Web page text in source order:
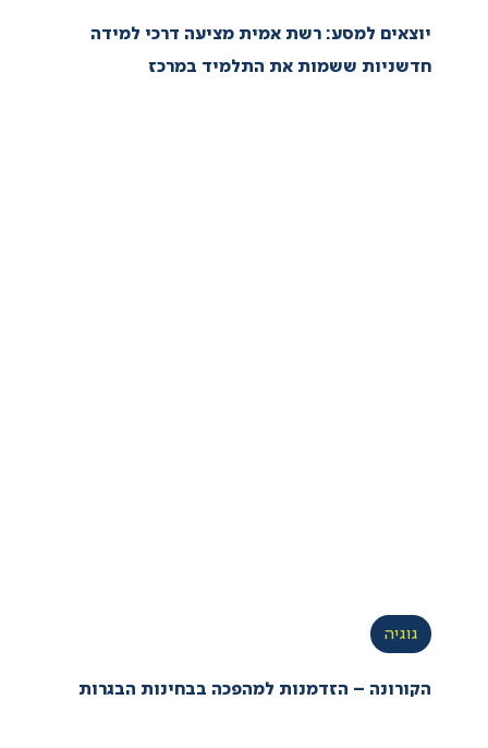
יוצאים למסע: רשת אמית מציעה דרכי למידה
חדשניות ששמות את התלמיד במרכז
גוגיה
הקורונה – הזדמנות למהפכה בבחינות הבגרות